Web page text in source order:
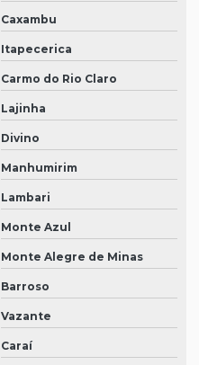
Caxambu
Itapecerica
Carmo do Rio Claro
Lajinha
Divino
Manhumirim
Lambari
Monte Azul
Monte Alegre de Minas
Barroso
Vazante
Caraí